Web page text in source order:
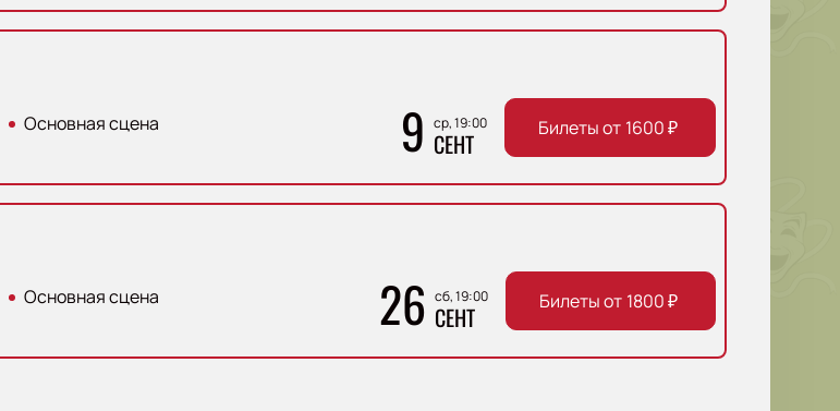
Основная сцена 9 ср, 19:00
СЕНТ Билеты от 1600₽
Основная сцена 26 сб, 19:00
СЕНТ Билеты от 1800₽